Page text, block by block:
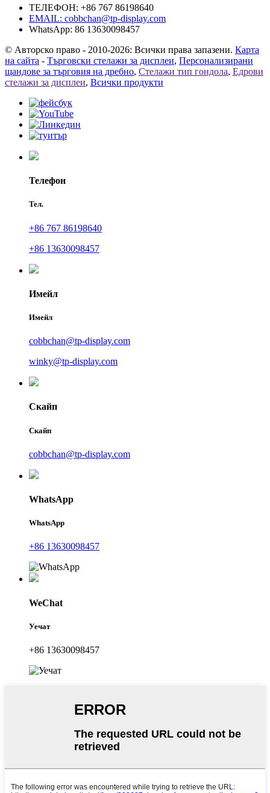
ТЕЛЕФОН: +86 767 86198640
EMAIL: cobbchan@tp-display.com
WhatsApp: 86 13630098457
© Авторско право - 2010-2026: Всички права запазени. Карта
на сайта - Търговски стелажи за дисплеи, Персонализирани
щандове за търговия на дребно, Стелажи тип гондола, Едрови
стелажи за дисплеи, Всички продукти
Телефон
Тел.
+86 767 86198640
+86 13630098457
Имейл
Имейл
cobbchan@tp-display.com
winky@tp-display.com
Скайп
Скайп
cobbchan@tp-display.com
WhatsApp
WhatsApp
+86 13630098457
WeChat
Уечат
+86 13630098457